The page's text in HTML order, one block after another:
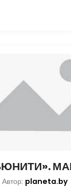
Автор: planeta.by